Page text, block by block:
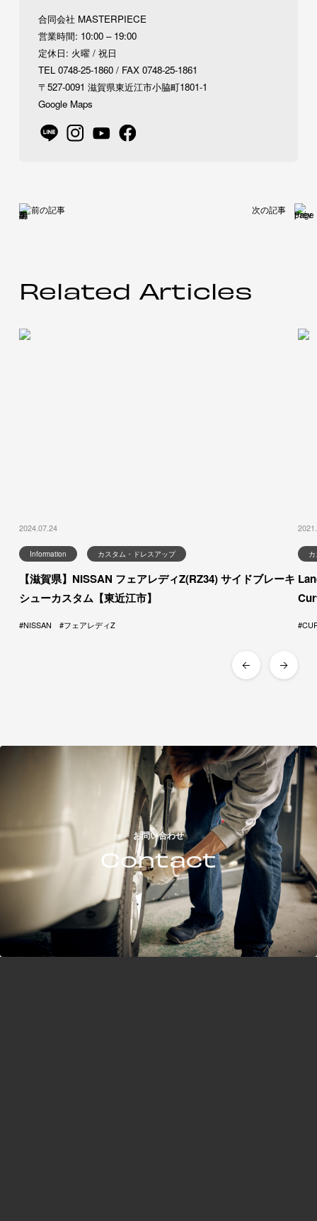
合同会社 MASTERPIECE
営業時間: 10:00 – 19:00
定休日: 火曜 / 祝日
TEL 0748-25-1860 / FAX 0748-25-1861
〒527-0091 滋賀県東近江市小脇町1801-1
Google Maps
前の記事 次の記事
Related Articles
2024.07.24
Information カスタム・ドレスアップ
【滋賀県】NISSAN フェアレディZ(RZ34) サイドブレーキ
シューカスタム【東近江市】
NISSAN フェアレディZ
お問い合わせ
Contact
オンラインストア
knick-knacks